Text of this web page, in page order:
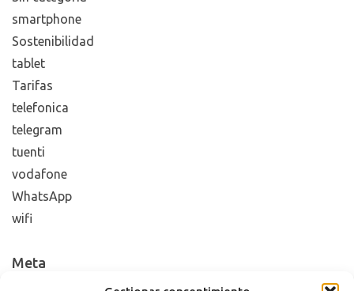
smartphone
Sostenibilidad
tablet
Tarifas
telefonica
telegram
tuenti
vodafone
WhatsApp
wifi
Meta